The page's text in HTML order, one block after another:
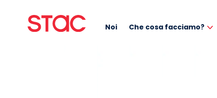
Noi Che cosa facciamo?